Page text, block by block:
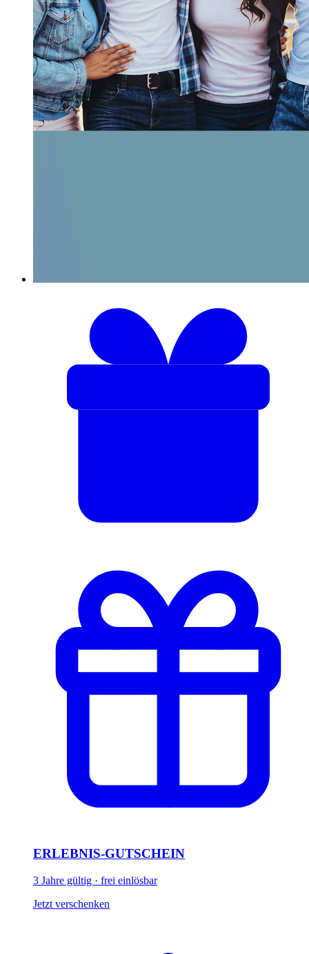
ERLEBNIS-GUTSCHEIN
3 Jahre gültig · frei einlösbar
Jetzt verschenken